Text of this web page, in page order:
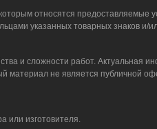
относятся
указанных товарных знаков
и сложности работ.
материал не является публичной
или изготовителя.